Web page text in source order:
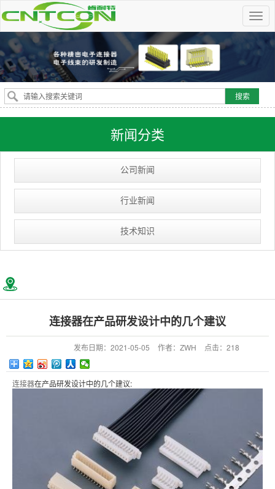
新闻分类
公司新闻
行业新闻
技术知识
连接器在产品研发设计中的几个建议
发布日期： 2021-05-05 作者： ZWH 点击： 218
连接器在产品研发设计中的几个建议: